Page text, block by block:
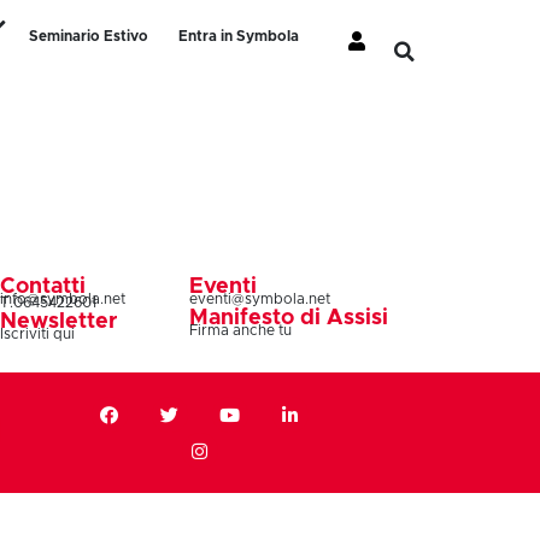
Seminario Estivo
Entra in Symbola
Contatti
info@symbola.net
T.0645422601
Newsletter
Iscriviti qui
Eventi
eventi@symbola.net
Manifesto di Assisi
Firma anche tu